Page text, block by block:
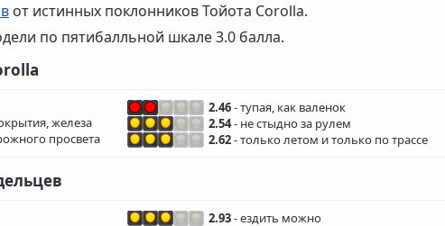
от истинных поклонников Тойота Corolla.
по пятибалльной шкале 3.0 балла.
2.46- тупая, как валенок
железа
2.54- не стыдно за рулем
просвета
2.62- только летом и только по трассе
2.93- ездить можно